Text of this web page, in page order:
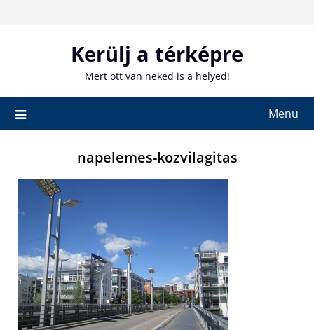
Kerülj a térképre
Mert ott van neked is a helyed!
Menu
napelemes-kozvilagitas